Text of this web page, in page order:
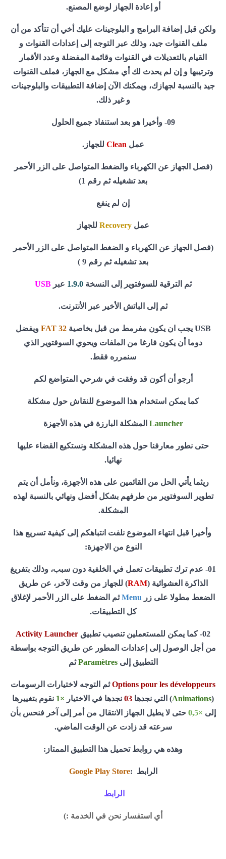
أو إعادة الجهاز لوضع المصنع.
ولكن قبل إضافة البرامج و البلوجينات عليك أخي أن تتأكد من أن
ملف القنوات جيد، وذلك عبر التوجه إلى إعدادات القنوات و
القيام بالتعديلات في القنوات وقائمة المفضلة وعدد الأقمار
وترتيبها و إن لم يحدث لك أي مشكل مع الجهاز، فملف القنوات
جيد بالنسبة لجهازك، ويمكنك الآن إضافة التطبيقات والبلوجينات
و غير ذلك.
09- وأخيرا هو بعد استنفاذ جميع الحلول
عمل Clean للجهاز.
(فصل الجهاز عن الكهرباء والضغط المتواصل على الزر الأحمر
بعد تشغيله ثم رقم 1)
إن لم ينفع
عملRecovery للجهاز
(فصل الجهاز عن الكهرباء و الضغط المتواصل على الزر الأحمر
بعد تشغيله ثم رقم 9 )
ثم الترقية للسوفتوير إلى النسخة1.9.0 عبرUSB
ثم إلى الباتش الأخير عبر الأنترنت.
USB يجب ان يكون مفرمط من قبل بخاصية FAT 32 ويفضل
دوما أن يكون فارغا من الملفات ويحوي السوفتوير الذي
سنمرره فقط.
أرجو أن أكون قد وفقت في شرحي المتواضع لكم
كما يمكن استخدام هذا الموضوع للنقاش حول مشكلة
Launcher المشكلة البارزة في هذه الأجهزة
حتى نطور معارفنا حول هذه المشكلة ونستكيع القضاء عليها
نهائيا.
ريثما يأتي الحل من القائمين على هذه الأجهزة، ونأمل أن يتم
تطوير السوفتوير من طرفهم بشكل أفضل ونهائي بالنسبة لهذه
المشكلة.
وأخيرا قبل انتهاء الموضوع نلفت انتباهكم إلى كيفية تسريع هذا
النوع من الاجهزة:
01- عدم ترك تطبيقات تعمل في الخلفية دون سبب، وذلك بتفريغ
الذاكرة العشوائية (RAM) للجهاز من وقت لآخر، عن طريق
الضعط مطولا على زر Menu ثم الضغط على الزر الأحمر لإغلاق
كل التطبيقات.
02- كما يمكن للمستعملين تنصيب تطبيق
Activity Launcher
من أجل الوصول إلى إعدادات المطور عن طريق التوجه بواسطة
التطبيق إلىParamètres ثم
Options pour les développeurs ثم التوجه لاختيارات الرسومات
(
Animations) التي نجدها 03 نجدها في الاختيار ×1
نقوم بتغييرها
إلى ×0,5
حتى لا يطيل الجهاز الانتقال من أمر إلى آخر فنحس بأن
سرعته قد زادت عن الوقت الماضي.
وهذه هي روابط تحميل هذا التطبيق الممتاز:
الرابط :Google Play Store
الرابط
أي استفسار نحن في الخدمة :)